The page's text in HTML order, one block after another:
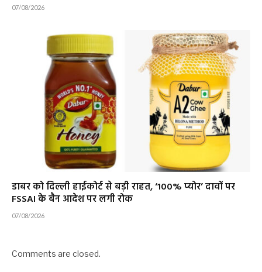
07/08/2026
डाबर को दिल्ली हाईकोर्ट से बड़ी राहत, ‘100% प्योर’ दावों पर
FSSAI के बैन आदेश पर लगी रोक
07/08/2026
Comments are closed.